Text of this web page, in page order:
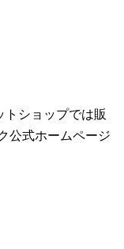
ショップでは販
公式ホームページ